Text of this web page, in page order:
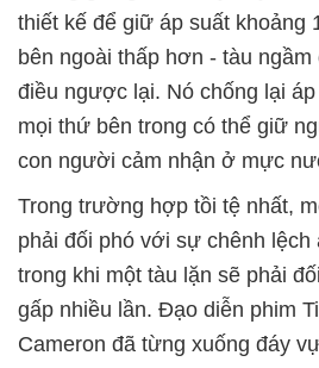
thiết kế để giữ áp suất khoảng
bên ngoài thấp hơn - tàu
điều ngược lại. Nó chống lại
mọi thứ bên trong có thể giữ
con người cảm nhận ở mực
Trong trường hợp tồi tệ nhất,
phải đối phó với sự chênh lệch
trong khi một tàu lặn sẽ phải
gấp nhiều lần. Đạo diễn phim
Cameron đã từng xuống đáy